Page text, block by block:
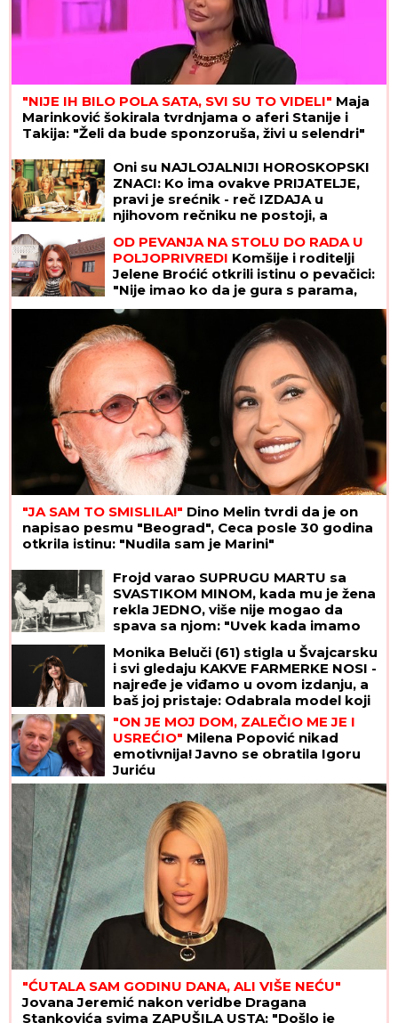
"NIJE IH BILO POLA SATA, SVI SU TO VIDELI" Maja
Marinković šokirala tvrdnjama o aferi Stanije i
Takija: "Želi da bude sponzoruša, živi u selendri"
Oni su NAJLOJALNIJI HOROSKOPSKI
ZNACI: Ko ima ovakve PRIJATELJE,
pravi je srećnik - reč IZDAJA u
njihovom rečniku ne postoji, a
crta
OD PEVANJA NA STOLU DO RADA U
POLJOPRIVREDI Komšije i roditelji
Jelene Broćić otkrili istinu o pevačici:
"Nije imao ko da je gura s parama,
sve je sama postigla"
"JA SAM TO SMISLILA!" Dino Melin tvrdi da je on
napisao pesmu "Beograd", Ceca posle 30 godina
otkrila istinu: "Nudila sam je Marini"
Frojd varao SUPRUGU MARTU sa
SVASTIKOM MINOM, kada mu je žena
rekla JEDNO, više nije mogao da
spava sa njom: "Uvek kada imamo
INTIMNE ODNOSE, ja zamišljam...",
posle NJENE SMRTI pao u očaj
Monika Beluči (61) stigla u Švajcarsku
i svi gledaju KAKVE FARMERKE NOSI -
najređe je viđamo u ovom izdanju, a
baš joj pristaje: Odabrala model koji
izdužuje figuru, a onda se vratila
prepoznatljivom stilu
"ON JE MOJ DOM, ZALEČIO ME JE I
USREĆIO" Milena Popović nikad
emotivnija! Javno se obratila Igoru
Juriću
"ĆUTALA SAM GODINU DANA, ALI VIŠE NEĆU"
Jovana Jeremić nakon veridbe Dragana
Stankovića svima ZAPUŠILA USTA: "Došlo je